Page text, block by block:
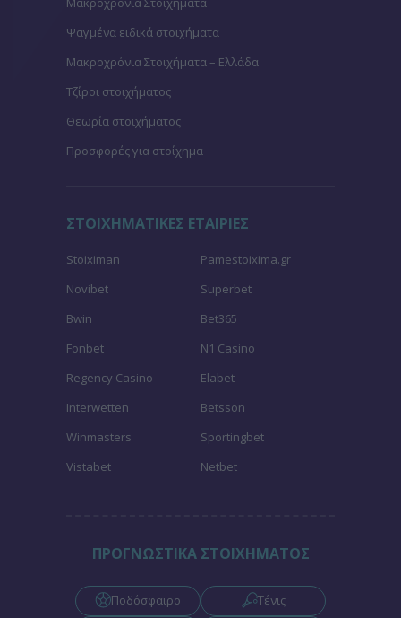
Ψαγμένα ειδικά στοιχήματα
Μακροχρόνια Στοιχήματα – Ελλάδα
Τζίροι στοιχήματος
Θεωρία στοιχήματος
Προσφορές για στοίχημα
ΣΤΟΙΧΗΜΑΤΙΚΕΣ ΕΤΑΙΡΙΕΣ
Stoiximan
Pamestoixima.gr
Novibet
Superbet
Bwin
Bet365
Fonbet
N1 Casino
Regency Casino
Elabet
Interwetten
Betsson
Winmasters
Sportingbet
Vistabet
Netbet
ΠΡΟΓΝΩΣΤΙΚΑ ΣΤΟΙΧΗΜΑΤΟΣ
Ποδόσφαιρο Τένις